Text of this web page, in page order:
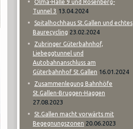
Olma-Halle 9 und Rosenberg-
Tunnel 3 13.04.2024
Spitalhochhaus St.Gallen und echtes
Baurecycling 23.02.2024
Zubringer Güterbahnhof,
Liebeggtunnel und
Autobahnanschluss am
Güterbahnhof St.Gallen 16.01.2024
Zusammenlegung Bahnhöfe
St.Gallen-Bruggen-Haggen
27.08.2023
St.Gallen macht vorwärts mit
Begegnungszonen 20.06.2023